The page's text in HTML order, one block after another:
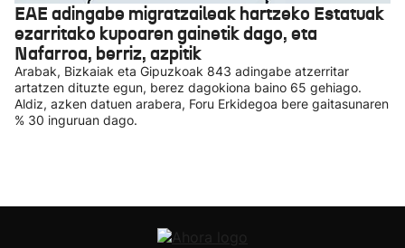
EAE adingabe migratzaileak hartzeko Estatuak
ezarritako kupoaren gainetik dago, eta
Nafarroa, berriz, azpitik
Arabak, Bizkaiak eta Gipuzkoak 843 adingabe atzerritar
artatzen dituzte egun, berez dagokiona baino 65 gehiago.
Aldiz, azken datuen arabera, Foru Erkidegoa bere gaitasunaren
% 30 inguruan dago.